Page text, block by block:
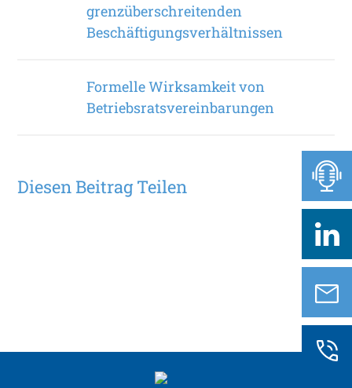
grenzüberschreitenden
Beschäftigungsverhältnissen
Formelle Wirksamkeit von
Betriebsratsvereinbarungen
Diesen Beitrag Teilen